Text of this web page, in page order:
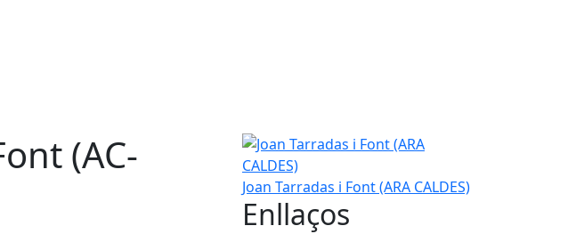
(AC-
Joan Tarradas i Font (ARA CALDES)
Joan Tarradas i Font (ARA CALDES)
Enllaços